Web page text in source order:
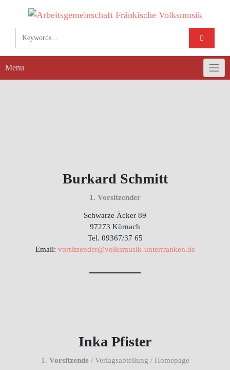
content
Menu
Burkard Schmitt
1. Vorsitzender
Schwarze Äcker 89
97273 Kürnach
Tel. 09367/37 65
Email: vorsitzender@volksmusik-unterfranken.de
Inka Pfister
1. Vorsitzende / Verlagsabteilung / Homepage